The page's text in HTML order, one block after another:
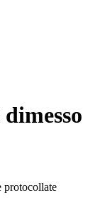
protocollate